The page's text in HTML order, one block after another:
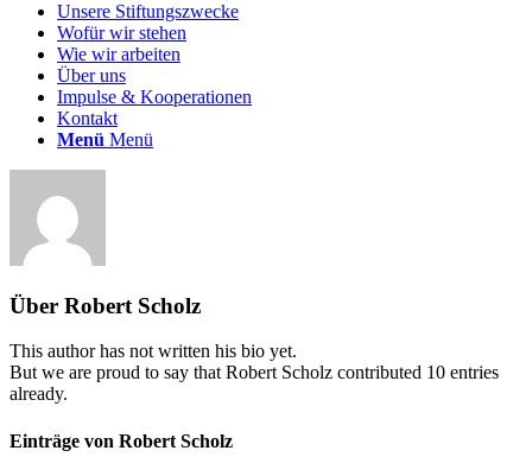
Unsere Stiftungszwecke
Wofür wir stehen
Wie wir arbeiten
Über uns
Impulse & Kooperationen
Kontakt
Menü Menü
Über Robert Scholz
This author has not written his bio yet.
But we are proud to say thatRobert Scholz contributed 10 entries
already.
Einträge von Robert Scholz